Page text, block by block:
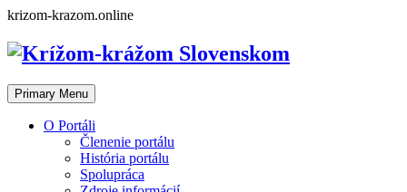
Skip
content
krizom-krazom.online
Primary Menu
O Portáli
Členenie portálu
História portálu
Spolupráca